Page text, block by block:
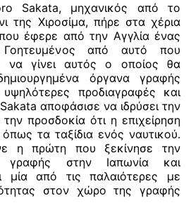
Sakata, μηχανικός από το
της Χιροσίμα, πήρε στα χέρια
έφερε από την Αγγλία ένας
από αυτό που
να γίνει αυτός ο οποίος θα
όργανα γραφής
προδιαγραφές και
αποφάσισε να ιδρύσει την
προσδοκία ότι η επιχείρηση
τα ταξίδια ενός ναυτικού.
η πρώτη που ξεκίνησε την
γραφής στην Ιαπωνία και
μία από τις παλαιότερες με
στον χώρο της γραφής